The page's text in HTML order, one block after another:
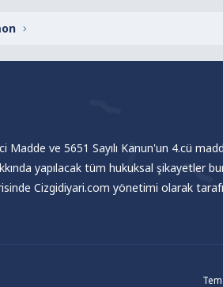
ve 5651 Sayılı Kanun'un 4.cü
yapılacak tüm hukuksal şikayetler
Cizgidiyari.com yönetimi olarak